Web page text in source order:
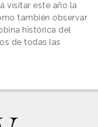
visitar este año la
también observar
histórica del
de todas las